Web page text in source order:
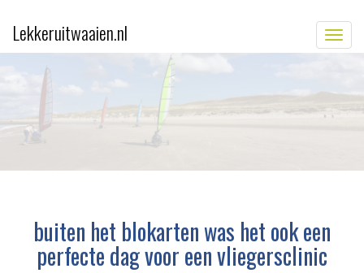
Lekkeruitwaaien.nl
buiten het blokarten was het ook een
perfecte dag voor een vliegersclinic